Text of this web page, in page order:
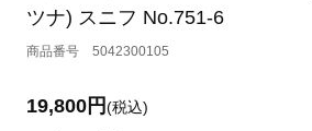
ツナ) スニフ No.751-6
5042300105
19,800円(税込)